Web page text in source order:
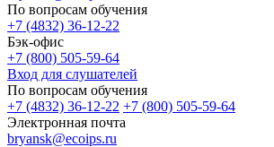
По вопросам обучения
+7 (4832) 36-12-22
Бэк-офис
+7 (800) 505-59-64
Вход для слушателей
По вопросам обучения
+7 (4832) 36-12-22 +7 (800) 505-59-64
Электронная почта
bryansk@ecoips.ru